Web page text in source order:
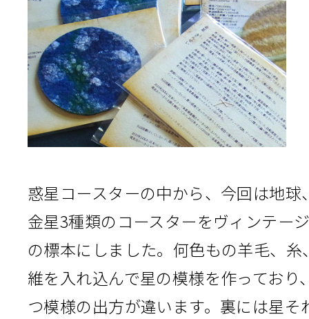
惑星コースターの中から、今回は地球
金星3種類のコースターをヴィンテー
の標本にしました。何色もの羊毛、糸
維を入れ込んで星の模様を作っており
つ模様の出方が違います。裏には星そ